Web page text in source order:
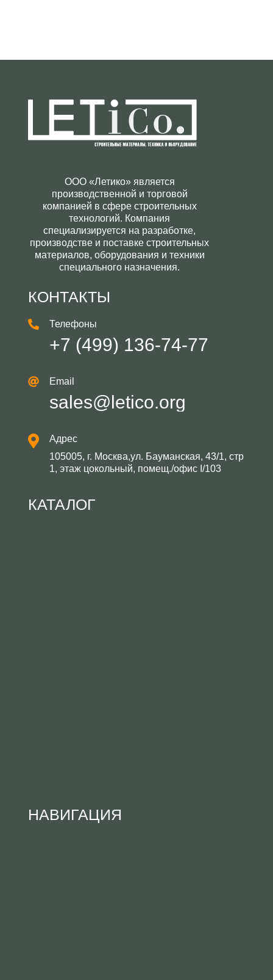
ООО «Летико» является
производственной и торговой
компанией в сфере строительных
технологий. Компания
специализируется на разработке,
производстве и поставке строительных
материалов, оборудования и техники
специального назначения.
КОНТАКТЫ
Телефоны
+7 (499) 136-74-77
Email
sales@letico.org
Адрес
105005, г. Москва,ул. Бауманская, 43/1, стр
1, этаж цокольный, помещ./офис I/103
КАТАЛОГ
НАВИГАЦИЯ